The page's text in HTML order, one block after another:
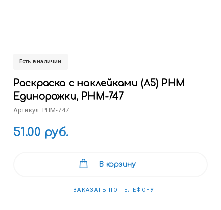
Есть в наличии
Раскраска с наклейками (А5) РНМ
Единорожки, РНМ-747
Артикул: РНМ-747
51.00 руб.
В корзину
— ЗАКАЗАТЬ ПО ТЕЛЕФОНУ